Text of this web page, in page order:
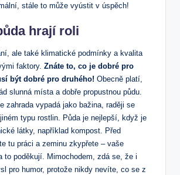
stále to může vyústit v úspěch!
hrají roli
ale také⁢ klimatické podmínky a kvalita
faktory. Znáte to, co je‌ dobré pro
být dobré pro druhého! Obecně platí,
​slunná místa a dobře propustnou půdu.
zahrada vypadá ⁤jako‌ bažina, raději se
typu rostlin. Půda je nejlepší, když je
látky, například kompost. Před
tu práci a zeminu ⁢zkypřete – vaše
to poděkují. Mimochodem,‌ zdá se, že‍ i
pro humor, protože nikdy nevíte, ‍co se z